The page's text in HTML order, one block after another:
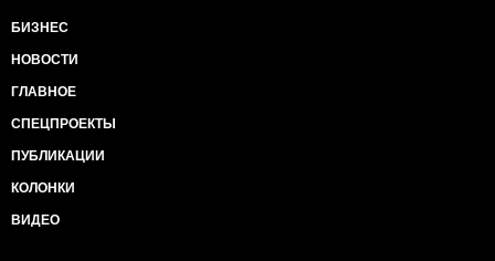
БИЗНЕС
НОВОСТИ
ГЛАВНОЕ
СПЕЦПРОЕКТЫ
ПУБЛИКАЦИИ
КОЛОНКИ
ВИДЕО